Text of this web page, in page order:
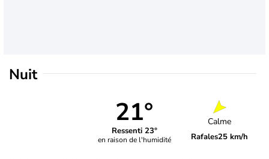
Nuit
21°
Ressenti 23°
en raison de l'humidité
Calme
Rafales25 km/h